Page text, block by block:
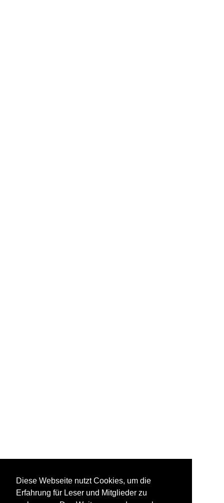
Diese Webseite nutzt Cookies, um die
Erfahrung für Leser und Mitglieder zu